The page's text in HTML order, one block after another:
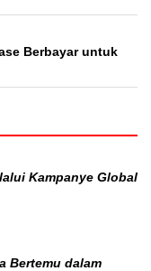
Berbayar untuk
Kampanye Global
Bertemu dalam